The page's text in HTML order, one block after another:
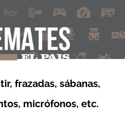
frazadas, sábanas,
micrófonos, etc.